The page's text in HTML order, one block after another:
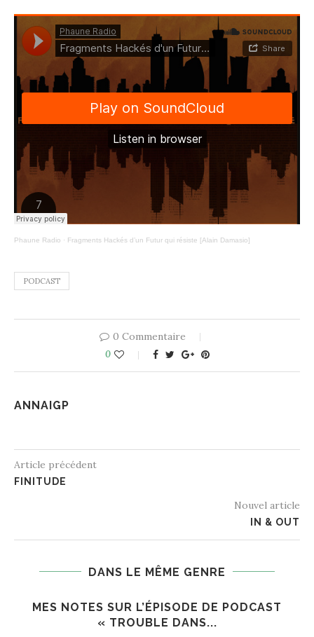
Phaune Radio · Fragments Hackés d’un Futur qui résiste [Alain Damasio]
PODCAST
0 Commentaire
0
ANNAIGP
Article précédent
FINITUDE
Nouvel article
IN & OUT
DANS LE MÊME GENRE
MES NOTES SUR L’ÉPISODE DE PODCAST
« TROUBLE DANS...